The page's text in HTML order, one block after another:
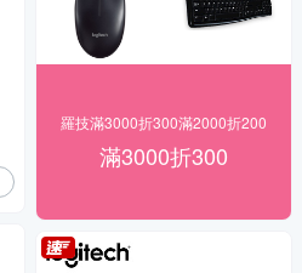
羅技滿3000折300滿2000折200
滿3000折300